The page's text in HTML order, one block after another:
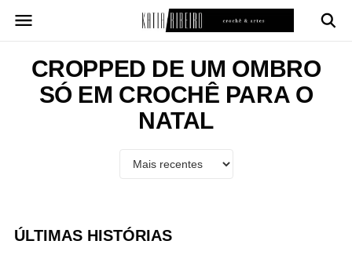
para
conteúdoCROPPED DE UM OMBRO
SÓ EM CROCHÊ PARA O
NATAL
ÚLTIMAS HISTÓRIAS